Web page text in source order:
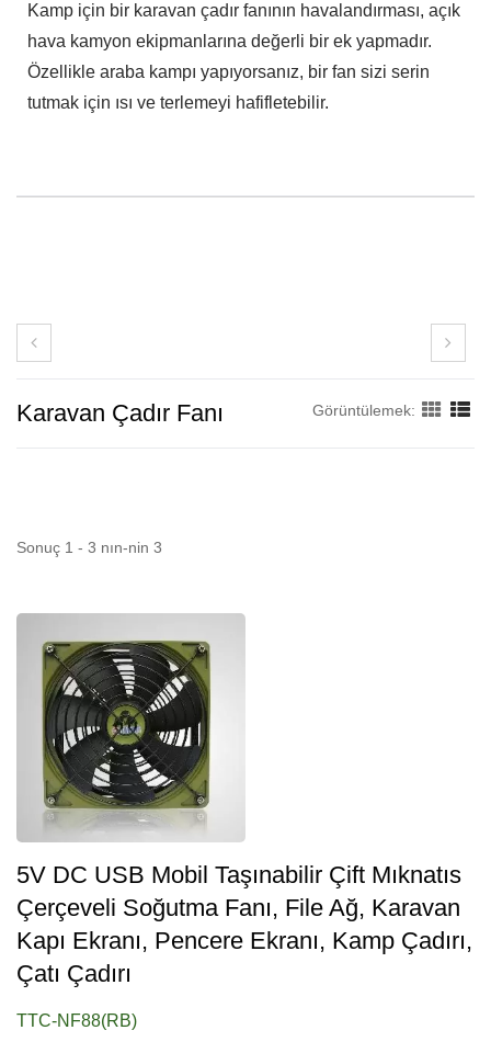
Kamp için bir karavan çadır fanının havalandırması, açık
hava kamyon ekipmanlarına değerli bir ek yapmadır.
Özellikle araba kampı yapıyorsanız, bir fan sizi serin
tutmak için ısı ve terlemeyi hafifletebilir.
Karavan Çadır Fanı Görüntülemek:
Sonuç 1 - 3 nın-nin 3
5V DC USB Mobil Taşınabilir Çift Mıknatıs
Çerçeveli Soğutma Fanı, File Ağ, Karavan
Kapı Ekranı, Pencere Ekranı, Kamp Çadırı,
Çatı Çadırı
TTC-NF88(RB)